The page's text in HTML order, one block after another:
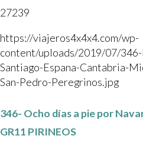
27239
https://viajeros4x4x4.com/wp-
content/uploads/2019/07/
Santiago-Espana-Cantabria-
San-Pedro-Peregrinos.jpg
346- Ocho días a pie por
GR11 PIRINEOS